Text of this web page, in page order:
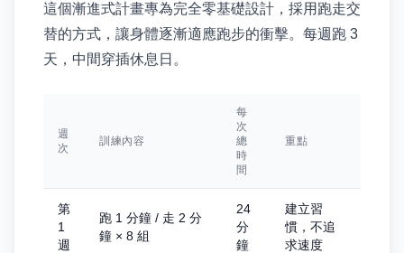
這個漸進式計畫專為完全零基礎設計，採用跑走交
替的方式，讓身體逐漸適應跑步的衝擊。每週跑 3
天，中間穿插休息日。
週
次
訓練內容
每
次
總
時
間
重點
第
1
週
跑 1 分鐘 / 走 2 分
鐘 × 8 組
24
分
鐘
建立習
慣，不追
求速度